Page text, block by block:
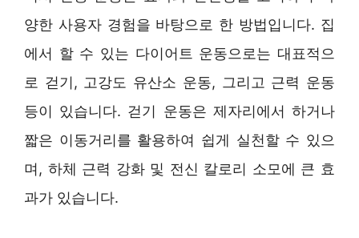
양한 사용자 경험을 바탕으로 한 방법입니다. 집
에서 할 수 있는 다이어트 운동으로는 대표적으
로 걷기, 고강도 유산소 운동, 그리고 근력 운동
등이 있습니다. 걷기 운동은 제자리에서 하거나
짧은 이동거리를 활용하여 쉽게 실천할 수 있으
며, 하체 근력 강화 및 전신 칼로리 소모에 큰 효
과가 있습니다.